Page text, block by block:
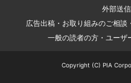
外部送
広告出稿・お取り組みのご相
一般の読者の方・ユーザ
Copyright (C) PIA